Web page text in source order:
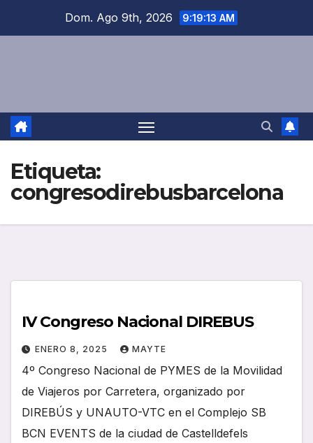
Dom. Ago 9th, 2026 9:19:13 AM
Etiqueta:
congresodirebusbarcelona
IV Congreso Nacional DIREBUS
ENERO 8, 2025 MAYTE
4º Congreso Nacional de PYMES de la Movilidad
de Viajeros por Carretera, organizado por
DIREBÚS y UNAUTO-VTC en el Complejo SB
BCN EVENTS de la ciudad de Castelldefels